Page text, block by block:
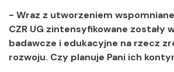
- Wraz z utworzeniem
CZR UG zintensyfikowane zostały
badawcze i edukacyjne na rzecz
rozwoju. Czy planuje Pani ich